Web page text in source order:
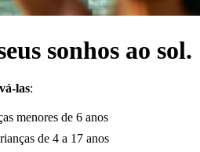
sonhos ao sol.
las:
menores de 6 anos
de 4 a 17 anos